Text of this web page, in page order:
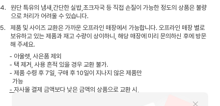
4.
원단 특유의 냄새,간단한 실밥,초크자국 등 직접 손질이 가능한 정도의 상품은 불량
으로 처리가 어려울 수 있습니다.
5.
제품 및 사이즈 교환은 가까운 오프라인 매장에서 가능합니다. 오프라인 매장 별로
보유하고 있는 제품과 재고 수량이 상이하니, 해당 매장에 미리 문의하신 후에 방문
해 주세요.
- 아울렛, 사은품 제외
- 택 제거, 사용 흔적 있을 경우 교환 불가.
- 제품 수령 후 7일, 구매 후 10일이 지나지 않은 제품만
가능
- 자사몰 결제 금액보다 낮은 금액의 상품으로 교환 시,